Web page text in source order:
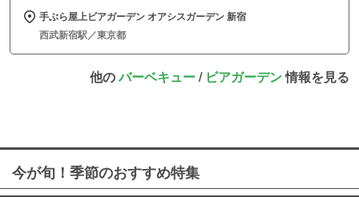
手ぶら屋上ビアガーデン オアシスガーデン 新宿
西武新宿駅／東京都
他のバーベキュー/ ビアガーデン情報を見る
今が旬！季節のおすすめ特集